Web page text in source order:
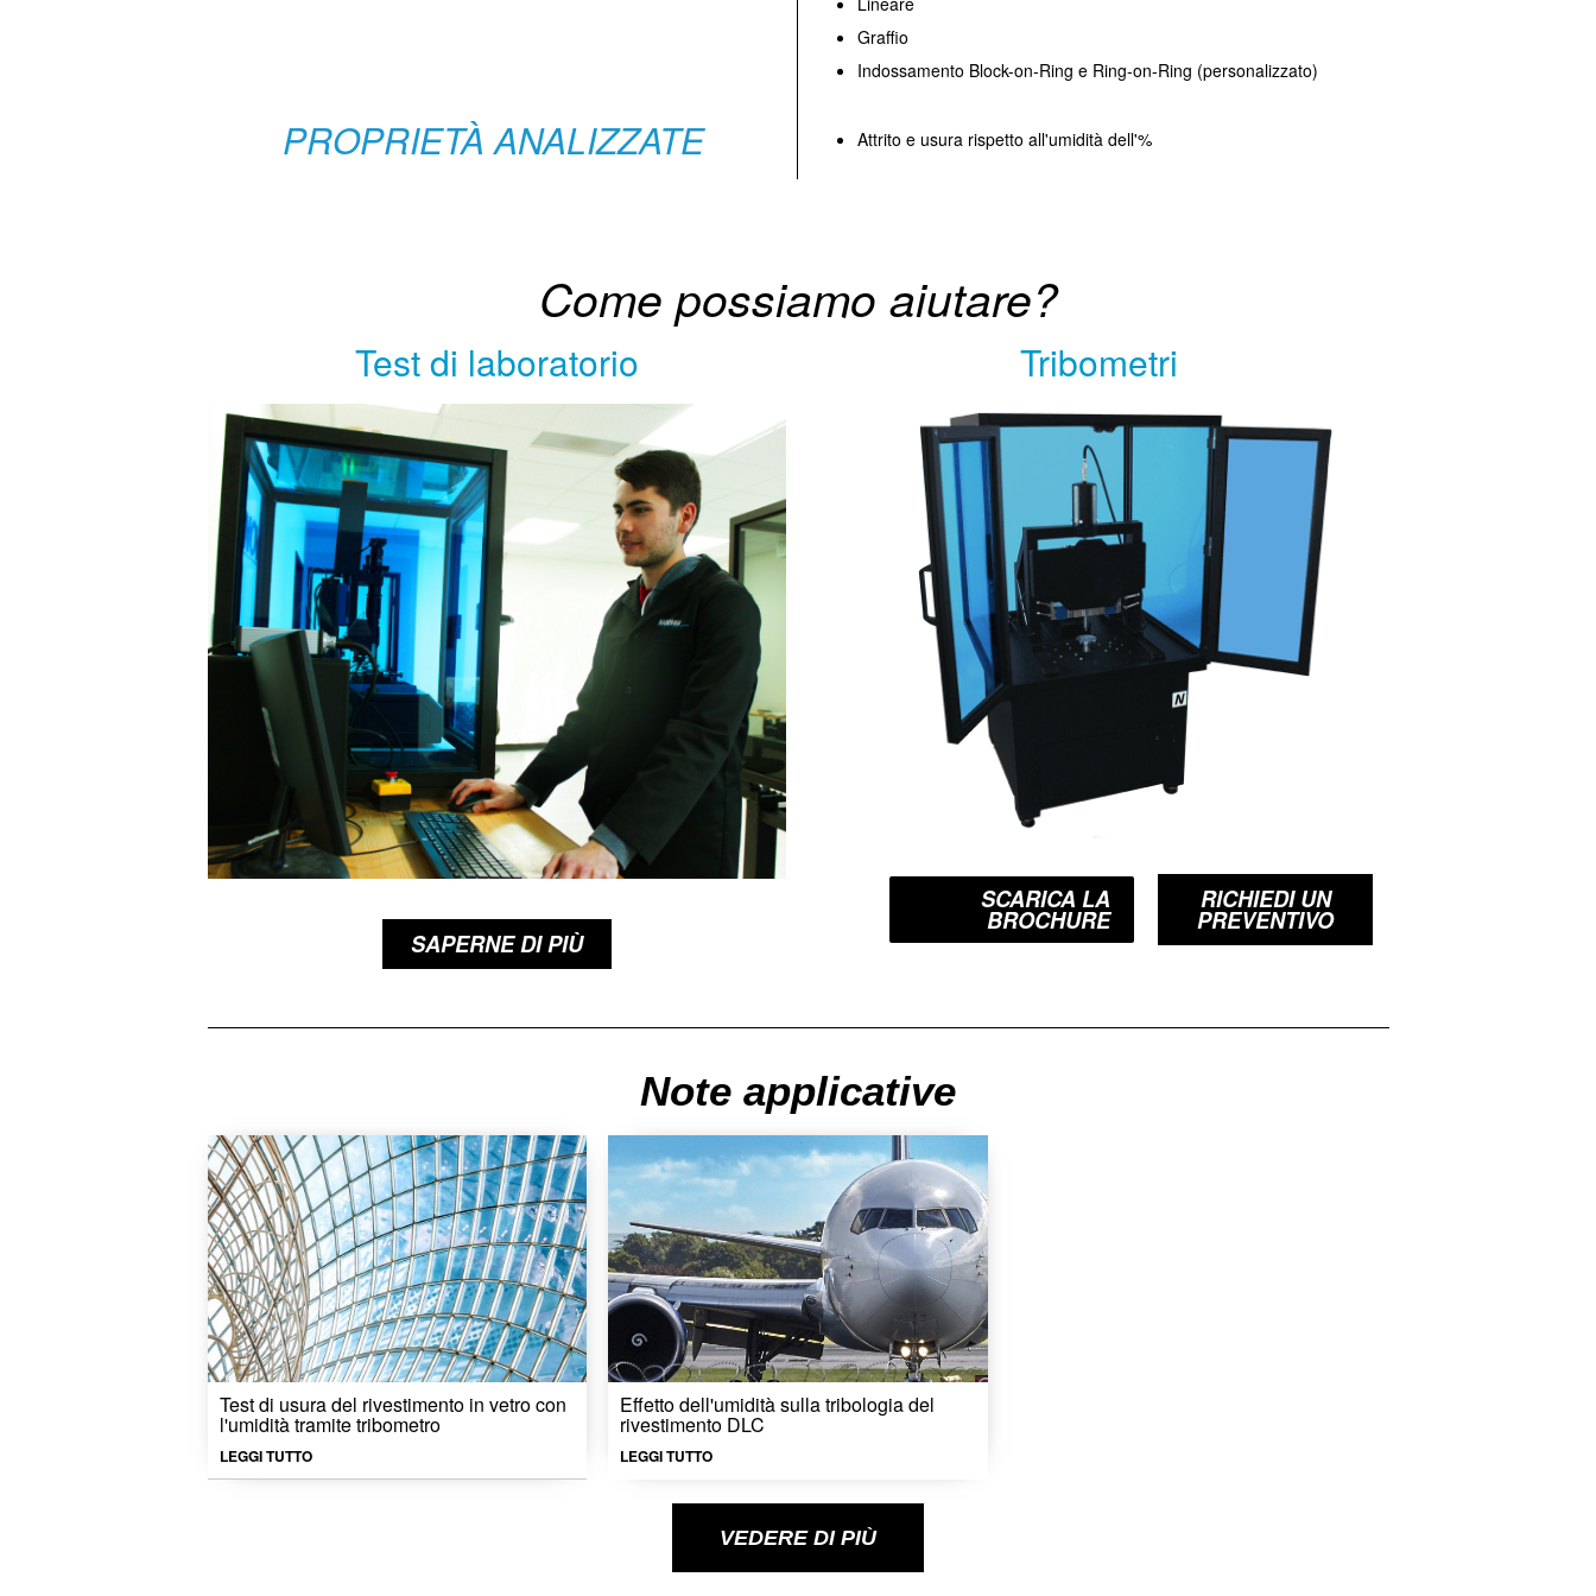
Graffio
Indossamento Block-on-Ring e Ring-on-Ring (personalizzato)
PROPRIETÀ ANALIZZATE Attrito e usura rispetto all'umidità dell'%
Come possiamo aiutare?
Test di laboratorio
SAPERNE DI PIÙ
Tribometri
SCARICA LA
BROCHURE
RICHIEDI UN
PREVENTIVO
Note applicative
Test di usura del rivestimento in vetro con
l'umidità tramite tribometro
LEGGI TUTTO
Effetto dell'umidità sulla tribologia del
rivestimento DLC
LEGGI TUTTO
VEDERE DI PIÙ